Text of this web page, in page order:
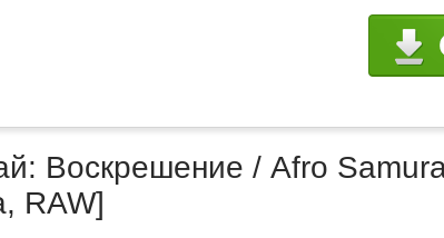
Воскрешение / Afro
RAW]